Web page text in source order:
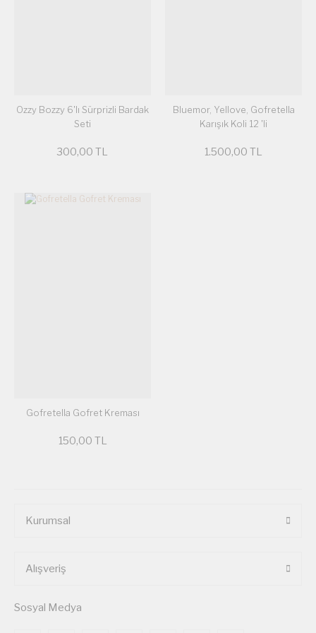
Ozzy Bozzy 6'lı Sürprizli Bardak
Seti
300,00 TL
Bluemor, Yellove, Gofretella
Karışık Koli 12 'li
1.500,00 TL
Gofretella Gofret Kreması
150,00 TL
Kurumsal
Alışveriş
Sosyal Medya